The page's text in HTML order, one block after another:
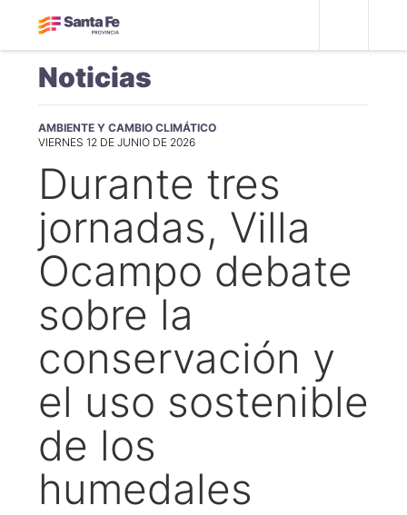
Noticias
AMBIENTE Y CAMBIO CLIMÁTICO
VIERNES 12 DE JUNIO DE 2026
Durante tres
jornadas, Villa
Ocampo debate
sobre la
conservación y
el uso sostenible
de los
humedales